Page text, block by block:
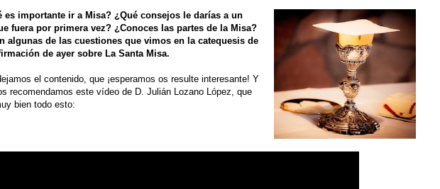
es importante ir a Misa? ¿Qué consejos le darías a un
fuera por primera vez? ¿Conoces las partes de la Misa?
algunas de las cuestiones que vimos en la catequesis de
de ayer sobre La Santa Misa.
el contenido, que ¡esperamos os resulte interesante! Y
recomendamos este vídeo de D. Julián Lozano López, que
bien todo esto: